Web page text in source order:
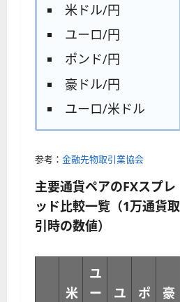
米ドル/円
ユーロ/円
ポンド/円
豪ドル/円
ユーロ/米ドル
参考： 金融先物取引業協会
主要通貨ペアのFXスプレ
ッド比較一覧（1万通貨取
引時の数値）
米
ユ
ー
ユ
ポ
豪